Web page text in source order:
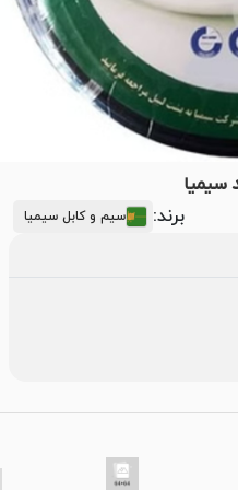
برند: سیم و کابل سیمیا